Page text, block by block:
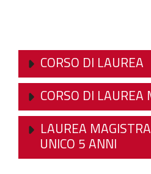
CORSO DI LAUREA
CORSO DI LAUREA
LAUREA
UNICO 5 ANNI